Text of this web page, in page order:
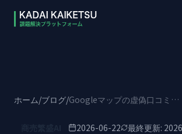
ホーム/ブログ/ Googleマップの虚偽口コミを削除する方法｜申請手順と通る書き方
2026-06-22 最終更新: